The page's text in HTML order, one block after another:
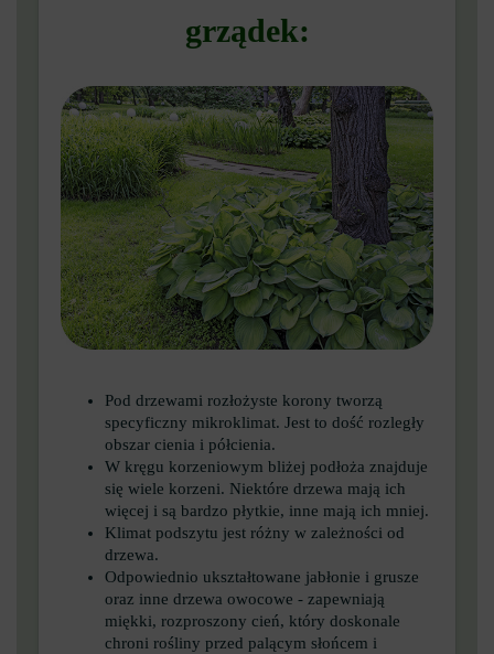
grządek:
Pod drzewami rozłożyste korony tworzą
specyficzny mikroklimat. Jest to dość rozległy
obszar cienia i półcienia.
W kręgu korzeniowym bliżej podłoża znajduje
się wiele korzeni. Niektóre drzewa mają ich
więcej i są bardzo płytkie, inne mają ich mniej.
Klimat podszytu jest różny w zależności od
drzewa.
Odpowiednio ukształtowane jabłonie i grusze
oraz inne drzewa owocowe - zapewniają
miękki, rozproszony cień, który doskonale
chroni rośliny przed palącym słońcem i